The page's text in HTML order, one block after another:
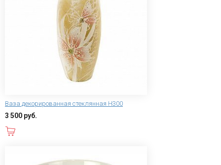
Ваза декорированная стеклянная Н300
3 500 руб.